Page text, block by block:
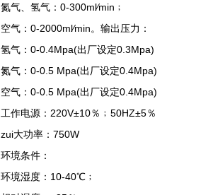
氮气、氢气：0-300ml∕min﹔
空气：0-2000ml∕min。输出压力：
氢气：0-0.4Mpa(出厂设定0.3Mpa)
氮气：0-0.5 Mpa(出厂设定0.4Mpa)
空气：0-0.5 Mpa(出厂设定0.4Mpa)
工作电源：220V±10％﹔50HZ±5％
zui大功率：750W
环境条件：
环境湿度：10-40℃﹔